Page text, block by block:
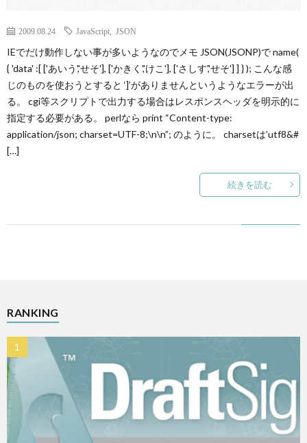
2009.08.24 JavaScript JSON
IEでだけ動作しない事が多いようなのでメモ JSON(JSONP)で name(
{ 'data' :[ ['あいう','せそ'], ['かきく','けこ'], ['さしす','せそ'] ] } ); こんな感
じのものを使おうとすると ‘]’がありませんというようなエラーが出
る。 cgi等スクリプトで出力する場合はレスポンスヘッダを明示的に
指定する必要がある。 perlなら print “Content-type:
application/json; charset=UTF-8;\n\n”; のように。 charsetは’utf8&#
[…]
続きを読む
RANKING